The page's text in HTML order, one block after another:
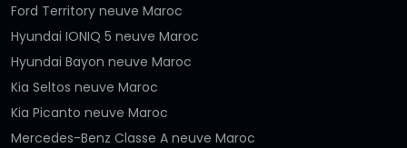
Ford Territory neuve Maroc
Hyundai IONIQ 5 neuve Maroc
Hyundai Bayon neuve Maroc
Kia Seltos neuve Maroc
Kia Picanto neuve Maroc
Mercedes-Benz Classe A neuve Maroc